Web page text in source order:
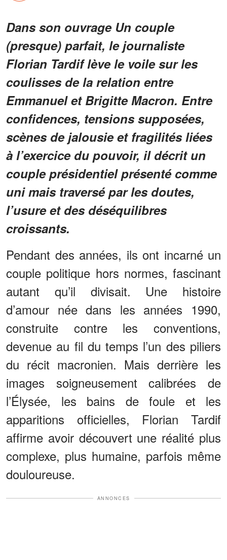
Dans son ouvrage Un couple
(presque) parfait, le journaliste
Florian Tardif lève le voile sur les
coulisses de la relation entre
Emmanuel et Brigitte Macron. Entre
confidences, tensions supposées,
scènes de jalousie et fragilités liées
à l’exercice du pouvoir, il décrit un
couple présidentiel présenté comme
uni mais traversé par les doutes,
l’usure et des déséquilibres
croissants.
Pendant des années, ils ont incarné un
couple politique hors normes, fascinant
autant qu’il divisait. Une histoire
d’amour née dans les années 1990,
construite contre les conventions,
devenue au fil du temps l’un des piliers
du récit macronien. Mais derrière les
images soigneusement calibrées de
l’Élysée, les bains de foule et les
apparitions officielles, Florian Tardif
affirme avoir découvert une réalité plus
complexe, plus humaine, parfois même
douloureuse.
ANNONCES